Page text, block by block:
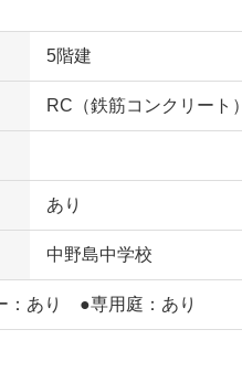
5階建
RC（鉄筋コンクリート）
あり
中野島中学校
：あり ●専用庭：あり